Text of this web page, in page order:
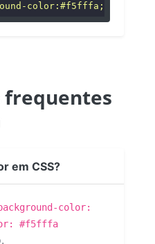
color:#f5fffa;"
frequentes
em CSS?
color:
#f5fffa